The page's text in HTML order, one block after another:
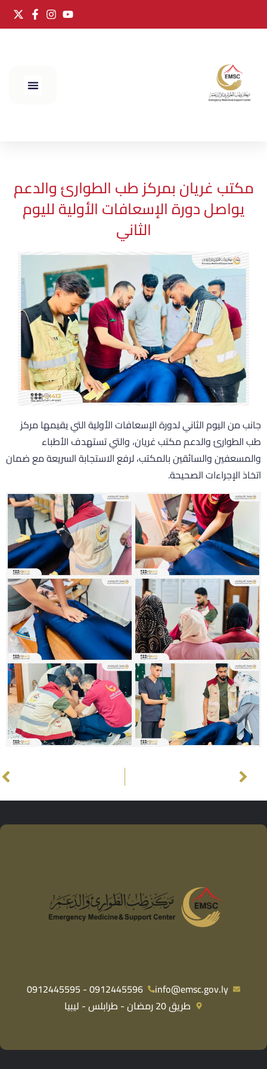
مكتب غريان بمركز طب الطوارئ والدعم
يواصل دورة الإسعافات الأولية لليوم
الثاني
من اليوم الثاني لدورة الإسعافات الأولية التي يقيمها مركز
الطوارئ والدعم مكتب غريان، والتي تستهدف الأطباء
والسائقين بالمكتب، لرفع الاستجابة السريعة مع ضمان
الإجراءات الصحيحة.
info@emsc.gov.ly
0912445596 - 0912445595
طريق 20 رمضان - طرابلس - ليبيا